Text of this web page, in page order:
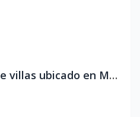
Exclusivo proyecto de villas ubicado en Macao, Punta Cana.